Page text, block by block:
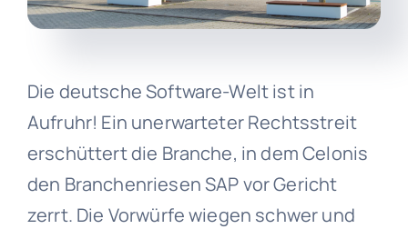
Die deutsche Software-Welt ist in
Aufruhr! Ein unerwarteter Rechtsstreit
erschüttert die Branche, in dem Celonis
den Branchenriesen SAP vor Gericht
zerrt. Die Vorwürfe wiegen schwer und